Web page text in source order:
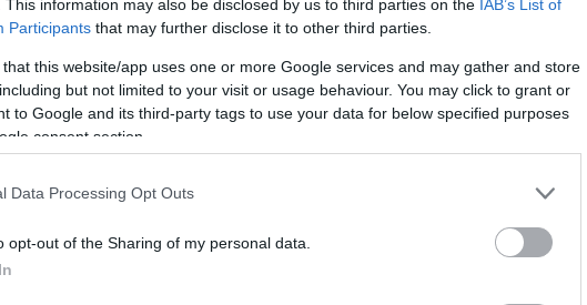
This information may also be disclosed by us to third parties on the IAB’s List of
Participants that may further disclose it to other third parties.
that this website/app uses one or more Google services and may gather and store
but not limited to your visit or usage behaviour. You may click to grant or
to Google and its third-party tags to use your data for below specified purposes
consent section.
Data Processing Opt Outs
opt-out of the Sharing of my personal data.